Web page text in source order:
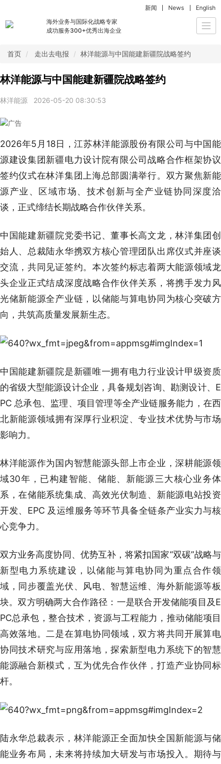
海外业务与国际化战略专家
成功服务300+优秀出海企业
新闻 News English
首页 走出去电报 林洋能源与中国能建新疆院战略签约
林洋能源与中国能建新疆院战略签约
林洋能源 2026-05-20 08:30:53
2026年5月18日，江苏林洋能源股份有限公司与中国能
源建设集团新疆电力设计院有限公司战略合作框架协议
签约仪式在林洋集团上海总部圆满举行。双方聚焦新能
源产业、区域市场、技术创新与全产业链协同深度洽
谈，正式缔结长期战略合作伙伴关系。
中国能建新疆院党委书记、董事长高文龙，林洋集团创
始人、总裁陆永华携双方核心管理团队出席仪式并座谈
交流，共同见证签约。本次签约标志着两大能源领域龙
头企业正式结成深度战略合作伙伴关系，将携手发力风
光储新能源全产业链，以储能与算电协同为核心突破方
向，共筑高质量发展新生态。
中国能建新疆院是新疆唯一拥有电力行业设计甲级资质
的省级大型能源设计企业，具备规划咨询、勘测设计、E
PC 总承包、监理、项目管理等全产业链服务能力，在西
北新能源领域拥有深厚行业积淀、专业技术优势与市场
影响力。
林洋能源作为国内智慧能源头部上市企业，深耕能源领
域30年，已构建智能、储能、新能源三大核心业务体
系，在储能系统集成、高效光伏制造、新能源电站投资
开发、EPC 及运维服务等环节具备全链条产业实力与核
心竞争力。
双方业务高度协同、优势互补，将紧扣国家“双碳”战略与
新型电力系统建设，以储能与算电协同为重点合作领
域，同步覆盖光伏、风电、智慧运维、海外新能源等板
块。双方明确两大合作路径：一是联合开发储能项目及E
PC总承包，整合技术，资源与工程能力，推动储能项目
高效落地。二是在算电协同领域，双方将共同开展算电
协同技术研究与应用落地，探索新型电力系统下的智慧
能源融合新模式，互为优先合作伙伴，打造产业协同标
杆。
陆永华总裁表示，林洋能源正全面加快全国新能源与储
能业务布局，未来将持续加大研发与市场投入。期待与